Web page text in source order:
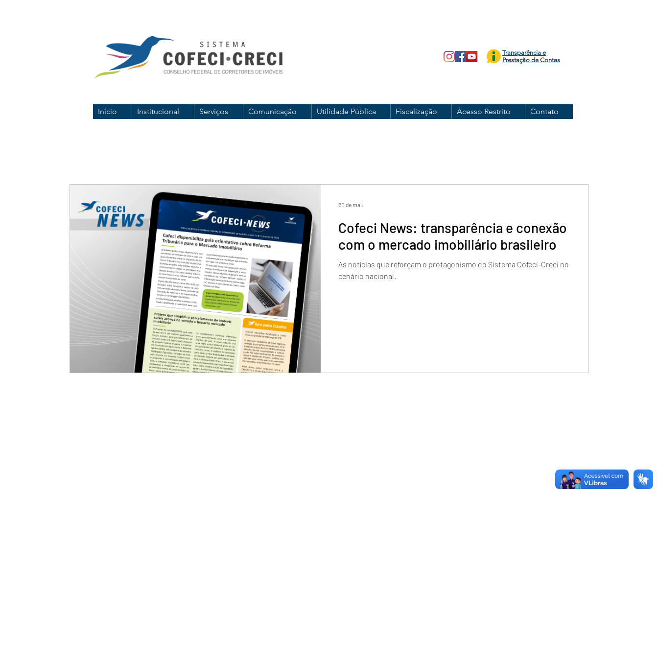
Transparência e
Prestação de Contas
Início Institucional Serviços Comunicação Utilidade Pública Fiscalização Acesso Restrito Contato
Cofeci News: transparência e conexão
com o mercado imobiliário brasileiro
As notícias que reforçam o protagonismo do Sistema Cofeci-Creci no
cenário nacional.
20 de mai.